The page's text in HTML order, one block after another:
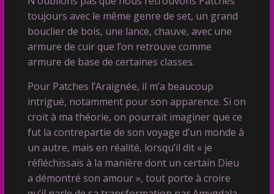
toujours avec le même genre de set, un grand
bouclier de bois, une lance, chauve, avec une
armure de cuir que l’on retrouve comme
armure de base de certaines classes.
Pour Patches l’Araignée, il m’a beaucoup
intrigué, notamment pour son apparence. Si on
croit à ma théorie, on pourrait imaginer que ce
fut la contrepartie de son voyage d’un monde à
un autre, mais en réalité, lorsqu’il dit « je
réfléchissais à la manière dont un certain Dieu
a démontré son amour », tout porte à croire